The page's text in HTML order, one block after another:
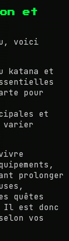
et
voici
katana et
pour
et
varier
prolonger
quêtes
Il est donc
vos